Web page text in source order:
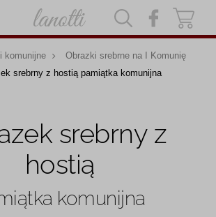
komunijne
Obrazki srebrne na I Komunię
srebrny z hostią pamiątka komunijna
srebrny z
hostią
komunijna